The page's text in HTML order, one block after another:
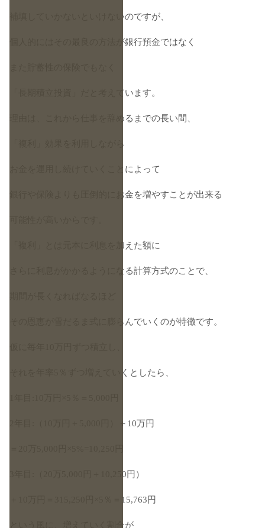
補填していかないといけないのですが、
個人的にはその最良の方法が銀行預金ではなく
「長期積立投資」だと考えています。
理由は、これから仕事を辞めるまでの長い間、
「複利」効果を利用しながら
お金を運用し続けていくことによって
銀行や保険よりも圧倒的にお金を増やすことが出来る
「複利」とは元本に利息を加えた額に
さらに利息がかかるようになる計算方式のことで、
その恩恵が雪だるま式に膨らんでいくのが特徴です。
それを年率5％ずつ増えていくとしたら、
2年目:（10万円＋5,000円）＋10万円
3年目:（20万5,000円＋10,250円）
＋10万円＝315,250円×5％＝15,763円
という風に、増えていく割合が